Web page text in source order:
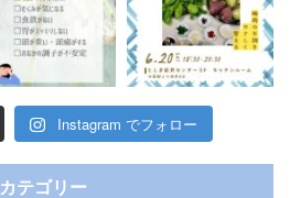
Instagram でフォロー
カテゴリー